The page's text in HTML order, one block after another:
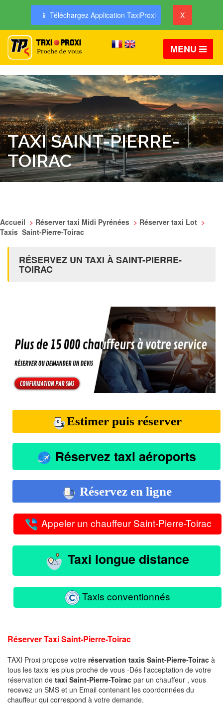
📱 Téléchargez Application TaxiProxi X
MENU
TAXI SAINT-PIERRE-
TOIRAC
Accueil > Réserver taxi Midi Pyrénées > Réserver taxi Lot >
Taxis Saint-Pierre-Toirac
RÉSERVEZ UN TAXI À SAINT-PIERRE-
TOIRAC
Estimer puis réserver
Réservez taxi aéroports
Réservez en ligne
Appeler un chauffeur Saint-Pierre-Toirac
Taxi longue distance
Taxis conventionnés
Réserver Taxi Saint-Pierre-Toirac
TAXI Proxi propose votre réservation taxis Saint-Pierre-Toirac à
tous les taxis les plus proche de vous -Dés l'acceptation de votre
réservation de taxi Saint-Pierre-Toirac par un chauffeur , vous
recevez un SMS et un Email contenant les coordonnées du
chauffeur qui correspond à votre demande.